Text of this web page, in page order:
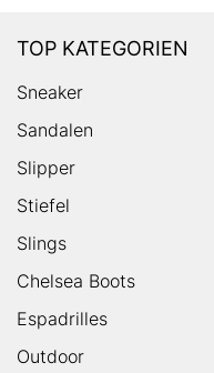
TOP KATEGORIEN
Sneaker
Sandalen
Slipper
Stiefel
Slings
Chelsea Boots
Espadrilles
Outdoor